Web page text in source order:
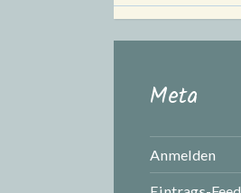
Meta
Anmelden